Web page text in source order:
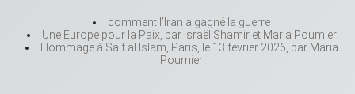
comment l’Iran a gagné la guerre
Une Europe pour la Paix, par Israël Shamir et Maria Poumier
Hommage à Saif al Islam, Paris, le 13 février 2026, par Maria
Poumier